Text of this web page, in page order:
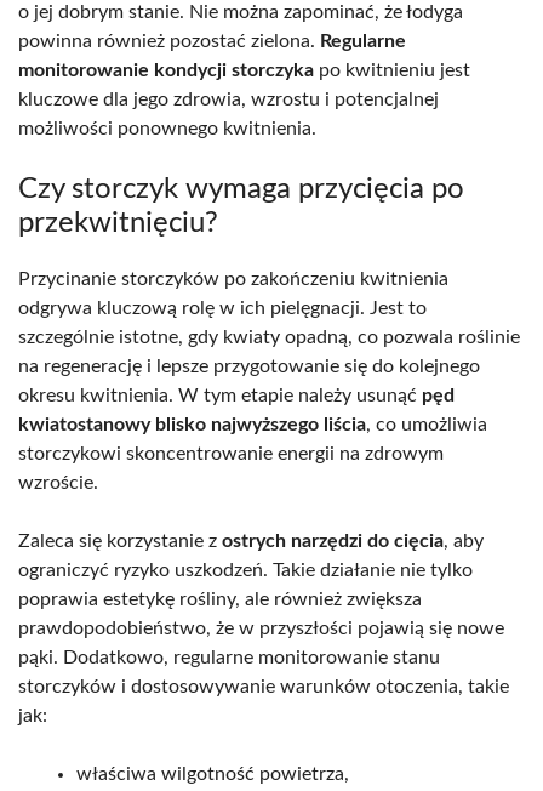
o jej dobrym stanie. Nie można zapominać, że łodyga
powinna również pozostać zielona. Regularne
monitorowanie kondycji storczyka po kwitnieniu jest
kluczowe dla jego zdrowia, wzrostu i potencjalnej
możliwości ponownego kwitnienia.
Czy storczyk wymaga przycięcia po
przekwitnięciu?
Przycinanie storczyków po zakończeniu kwitnienia
odgrywa kluczową rolę w ich pielęgnacji. Jest to
szczególnie istotne, gdy kwiaty opadną, co pozwala roślinie
na regenerację i lepsze przygotowanie się do kolejnego
okresu kwitnienia. W tym etapie należy usunąć pęd
kwiatostanowy blisko najwyższego liścia, co umożliwia
storczykowi skoncentrowanie energii na zdrowym
wzroście.
Zaleca się korzystanie z ostrych narzędzi do cięcia, aby
ograniczyć ryzyko uszkodzeń. Takie działanie nie tylko
poprawia estetykę rośliny, ale również zwiększa
prawdopodobieństwo, że w przyszłości pojawią się nowe
pąki. Dodatkowo, regularne monitorowanie stanu
storczyków i dostosowywanie warunków otoczenia, takie
jak:
właściwa wilgotność powietrza,